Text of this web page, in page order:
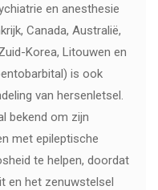
en anesthesie
Canada, Australië,
Korea, Litouwen en
is ook
van hersenletsel.
bekend om zijn
met epileptische
te helpen, doordat
en het zenuwstelsel